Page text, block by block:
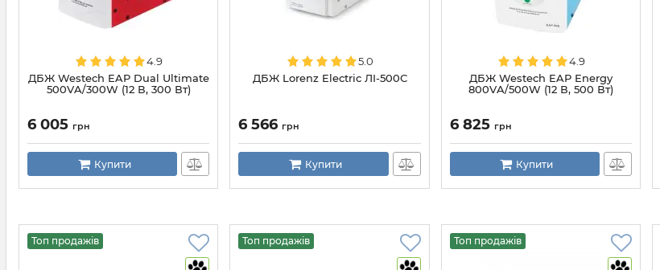
4.9
ДБЖ Westech EAP Dual Ultimate
500VA/300W (12 В, 300 Вт)
6 005 грн
Купити
5.0
ДБЖ Lorenz Electric ЛІ-500С
6 566 грн
Купити
4.9
ДБЖ Westech EAP Energy
800VA/500W (12 В, 500 Вт)
6 825 грн
Купити
Топ продажів Топ продажів Топ продажів